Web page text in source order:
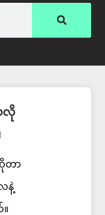
လို
တာ
နဲ့